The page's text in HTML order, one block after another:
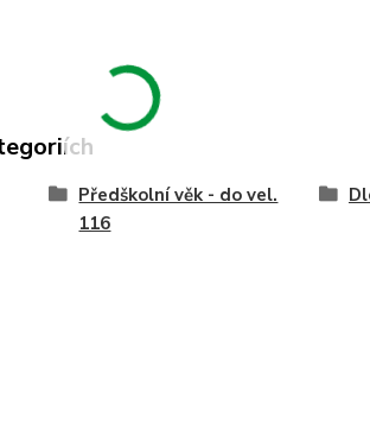
Předškolní věk - do vel.
116